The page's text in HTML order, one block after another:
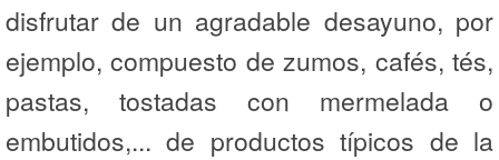
disfrutar de un agradable desayuno, por
ejemplo, compuesto de zumos, cafés, tés,
pastas, tostadas con mermelada o
embutidos,... de productos típicos de la